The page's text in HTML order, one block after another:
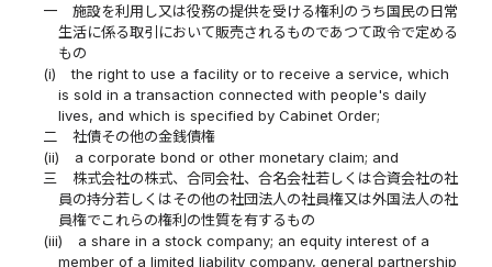
一
施設を利用し又は役務の提供を受ける権利のうち国民の日常
生活に係る取引において販売されるものであつて政令で定める
もの
(i)
the right to use a facility or to receive a service, which
is sold in a transaction connected with people's daily
lives, and which is specified by Cabinet Order;
二
社債その他の金銭債権
(ii)
a corporate bond or other monetary claim; and
三
株式会社の株式、合同会社、合名会社若しくは合資会社の社
員の持分若しくはその他の社団法人の社員権又は外国法人の社
員権でこれらの権利の性質を有するもの
(iii)
a share in a stock company; an equity interest of a
member of a limited liability company, general partnership